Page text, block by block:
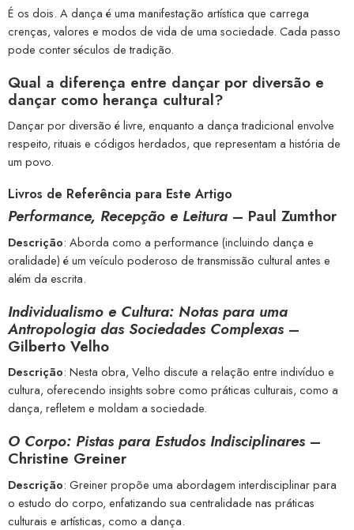
É os dois. A dança é uma manifestação artística que carrega
crenças, valores e modos de vida de uma sociedade. Cada passo
pode conter séculos de tradição.
Qual a diferença entre dançar por diversão e
dançar como herança cultural?
Dançar por diversão é livre, enquanto a dança tradicional envolve
respeito, rituais e códigos herdados, que representam a história de
um povo.
Livros de Referência para Este Artigo
Performance, Recepção e Leitura – Paul Zumthor
Descrição: Aborda como a performance (incluindo dança e
oralidade) é um veículo poderoso de transmissão cultural antes e
além da escrita.
Individualismo e Cultura: Notas para uma
Antropologia das Sociedades Complexas –
Gilberto Velho
Descrição: Nesta obra, Velho discute a relação entre indivíduo e
cultura, oferecendo insights sobre como práticas culturais, como a
dança, refletem e moldam a sociedade.
O Corpo: Pistas para Estudos Indisciplinares –
Christine Greiner
Descrição: Greiner propõe uma abordagem interdisciplinar para
o estudo do corpo, enfatizando sua centralidade nas práticas
culturais e artísticas, como a dança.